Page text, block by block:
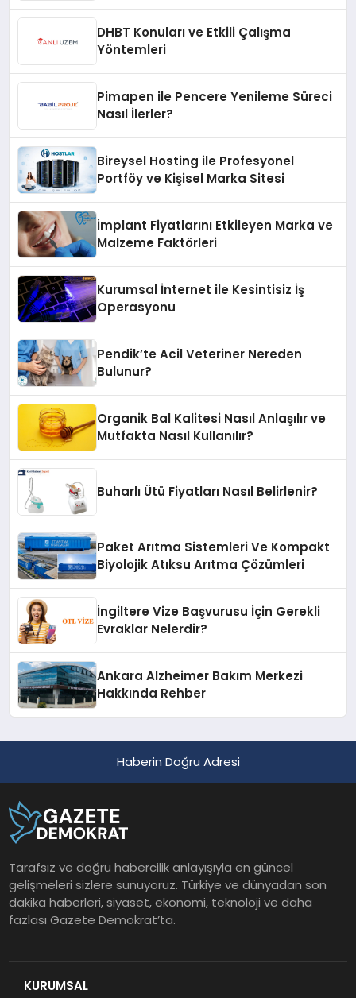
DHBT Konuları ve Etkili Çalışma
Yöntemleri
Pimapen ile Pencere Yenileme Süreci
Nasıl İlerler?
Bireysel Hosting ile Profesyonel
Portföy ve Kişisel Marka Sitesi
İmplant Fiyatlarını Etkileyen Marka ve
Malzeme Faktörleri
Kurumsal İnternet ile Kesintisiz İş
Operasyonu
Pendik’te Acil Veteriner Nereden
Bulunur?
Organik Bal Kalitesi Nasıl Anlaşılır ve
Mutfakta Nasıl Kullanılır?
Buharlı Ütü Fiyatları Nasıl Belirlenir?
Paket Arıtma Sistemleri Ve Kompakt
Biyolojik Atıksu Arıtma Çözümleri
İngiltere Vize Başvurusu İçin Gerekli
Evraklar Nelerdir?
Ankara Alzheimer Bakım Merkezi
Hakkında Rehber
Haberin Doğru Adresi
Tarafsız ve doğru habercilik anlayışıyla en güncel
gelişmeleri sizlere sunuyoruz. Türkiye ve dünyadan son
dakika haberleri, siyaset, ekonomi, teknoloji ve daha
fazlası Gazete Demokrat’ta.
KURUMSAL